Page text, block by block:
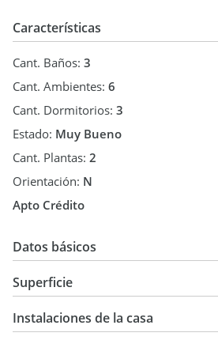
Características
Cant. Baños: 3
Cant. Ambientes: 6
Cant. Dormitorios: 3
Estado: Muy Bueno
Cant. Plantas: 2
Orientación: N
Apto Crédito
Datos básicos
Venta
USD 250.000
Superficie
145 m2
Instalaciones de la casa